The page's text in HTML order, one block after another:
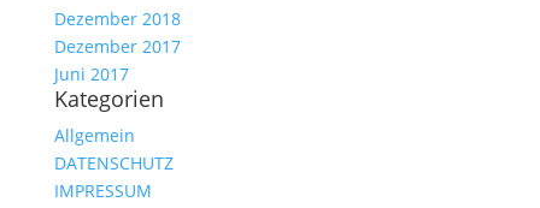
Dezember 2018
Dezember 2017
Juni 2017
Kategorien
Allgemein
DATENSCHUTZ
IMPRESSUM